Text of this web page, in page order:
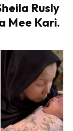
Rusly
Mee Kari.